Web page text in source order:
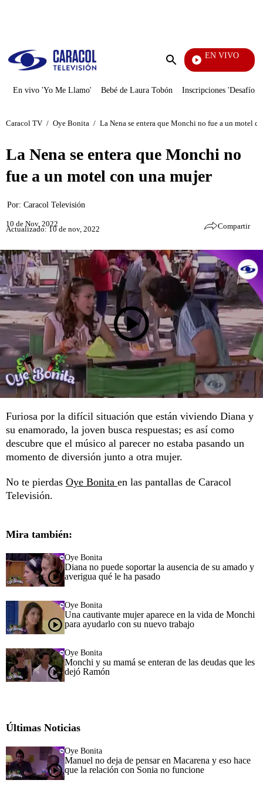
Enviar
EN VIVO
Yo Me Llamo
En vivo 'Yo Me Llamo' Bebé de Laura Tobón Inscripciones 'Desafío'
Caracol TV / Oye Bonita / La Nena se entera que Monchi no fue a un motel
La Nena se entera que Monchi no
fue a un motel con una mujer
Por: Caracol Televisión
10 de Nov, 2022
Actualizado: 10 de nov, 2022 Compartir
Furiosa por la difícil situación que están viviendo Diana y
su enamorado, la joven busca respuestas; es así como
descubre que el músico al parecer no estaba pasando un
momento de diversión junto a otra mujer.
No te pierdas Oye Bonita en las pantallas de Caracol
Televisión.
Mira también:
Oye Bonita
Diana no puede soportar la ausencia de su amado y
averigua qué le ha pasado
Oye Bonita
Una cautivante mujer aparece en la vida de Monchi
para ayudarlo con su nuevo trabajo
Oye Bonita
Monchi y su mamá se enteran de las deudas que les
dejó Ramón
Últimas Noticias
Oye Bonita
Manuel no deja de pensar en Macarena y eso hace
que la relación con Sonia no funcione